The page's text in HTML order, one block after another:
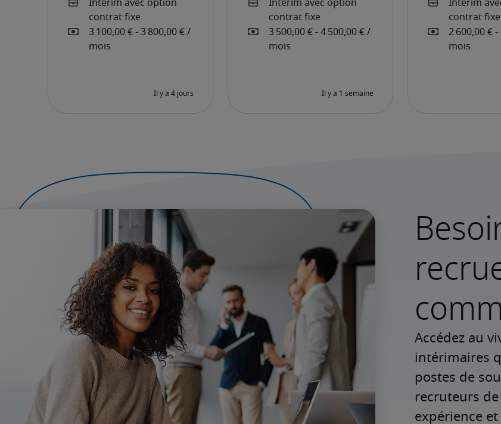
Accédez au
intérimaires
postes de
recruteurs
expérience